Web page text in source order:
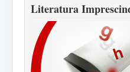
Literatura